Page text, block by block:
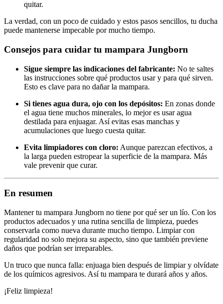
quitar.
La verdad, con un poco de cuidado y estos pasos sencillos, tu ducha
puede mantenerse impecable por mucho tiempo.
Consejos para cuidar tu mampara Jungborn
Sigue siempre las indicaciones del fabricante: No te saltes
las instrucciones sobre qué productos usar y para qué sirven.
Esto es clave para no dañar la mampara.
Si tienes agua dura, ojo con los depósitos: En zonas donde
el agua tiene muchos minerales, lo mejor es usar agua
destilada para enjuagar. Así evitas esas manchas y
acumulaciones que luego cuesta quitar.
Evita limpiadores con cloro: Aunque parezcan efectivos, a
la larga pueden estropear la superficie de la mampara. Más
vale prevenir que curar.
En resumen
Mantener tu mampara Jungborn no tiene por qué ser un lío. Con los
productos adecuados y una rutina sencilla de limpieza, puedes
conservarla como nueva durante mucho tiempo. Limpiar con
regularidad no solo mejora su aspecto, sino que también previene
daños que podrían ser irreparables.
Un truco que nunca falla: enjuaga bien después de limpiar y olvídate
de los químicos agresivos. Así tu mampara te durará años y años.
¡Feliz limpieza!